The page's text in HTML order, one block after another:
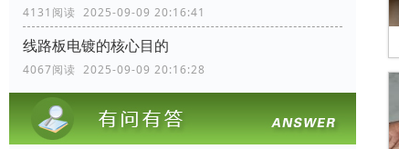
4131阅读 2025-09-09 20:16:41
线路板电镀的核心目的
4067阅读 2025-09-09 20:16:28